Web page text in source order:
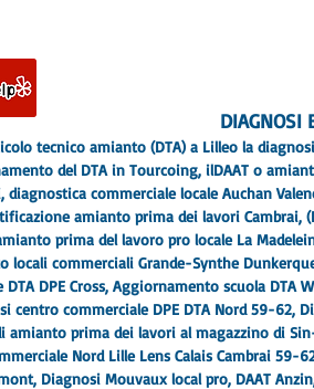
DIAGNOSI
tecnico amianto (DTA) a Lilleo la
del DTA in Tourcoing, ilDAAT o
, diagnostica commerciale locale Auchan
amianto prima dei lavori Cambrai, (
prima del lavoro pro locale La
locali commerciali Grande-Synthe
DPE Cross, Aggiornamento scuola DTA
centro commerciale DPE DTA Nord 59-62,
amianto prima dei lavori al magazzino di
Nord Lille Lens Calais Cambrai 59-
Diagnosi Mouvaux local pro, DAAT